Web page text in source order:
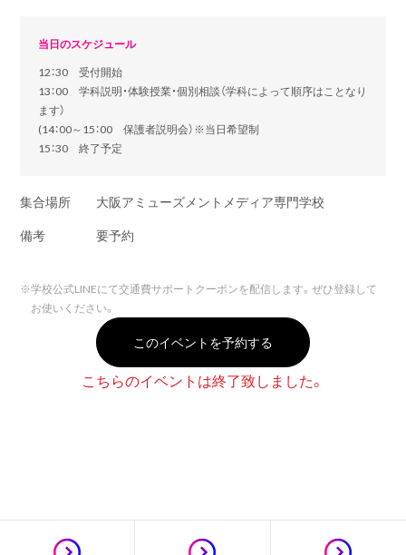
当日のスケジュール
12：30 受付開始
13：00 学科説明・体験授業・個別相談（学科によって順序はことなり
ます）
(14：00～15：00 保護者説明会）※当日希望制
15：30 終了予定
集合場所
大阪アミューズメントメディア専門学校
備考
要予約
※学校公式LINEにて交通費サポートクーポンを配信します。ぜひ登録して
お使いください。
このイベントを予約する
こちらのイベントは終了致しました。